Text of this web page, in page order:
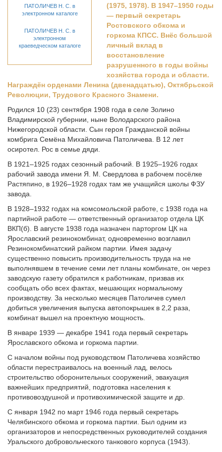
ПАТОЛИЧЕВ Н. С. в
электронном каталоге
ПАТОЛИЧЕВ Н. С. в
электронном
краеведческом каталоге
(1975, 1978). В 1947–1950 годы
— первый секретарь
Ростовского обкома и
горкома КПСС. Внёс большой
личный вклад в
восстановление
разрушенного в годы войны
хозяйства города и области.
Награждён орденами Ленина (двенадцатью), Октябрьской
Революции, Трудового Красного Знамени.
Родился 10 (23) сентября 1908 года в селе Золино
Владимирской губернии, ныне Володарского района
Нижегородской области. Сын героя Гражданской войны
комбрига Семёна Михайловича Патоличева. В 12 лет
осиротел. Рос в семье дяди.
В 1921–1925 годах сезонный рабочий. В 1925–1926 годах
рабочий завода имени Я. М. Свердлова в рабочем посёлке
Растяпино, в 1926–1928 годах там же учащийся школы ФЗУ
завода.
В 1928–1932 годах на комсомольской работе, с 1938 года на
партийной работе — ответственный организатор отдела ЦК
ВКП(б). В августе 1938 года назначен парторгом ЦК на
Ярославский резинокомбинат, одновременно возглавил
Резинокомбинатский райком партии. Имея задачу
существенно повысить производительность труда на не
выполнявшем в течение семи лет планы комбинате, он через
заводскую газету обратился к работникам, призвав их
сообщать обо всех фактах, мешающих нормальному
производству. За несколько месяцев Патоличев сумел
добиться увеличения выпуска автопокрышек в 2,2 раза,
комбинат вышел на проектную мощность.
В январе 1939 — декабре 1941 года первый секретарь
Ярославского обкома и горкома партии.
С началом войны под руководством Патоличева хозяйство
области перестраивалось на военный лад, велось
строительство оборонительных сооружений, эвакуация
важнейших предприятий, подготовка населения к
противовоздушной и противохимической защите и др.
С января 1942 по март 1946 года первый секретарь
Челябинского обкома и горкома партии. Был одним из
организаторов и непосредственных руководителей создания
Уральского добровольческого танкового корпуса (1943).